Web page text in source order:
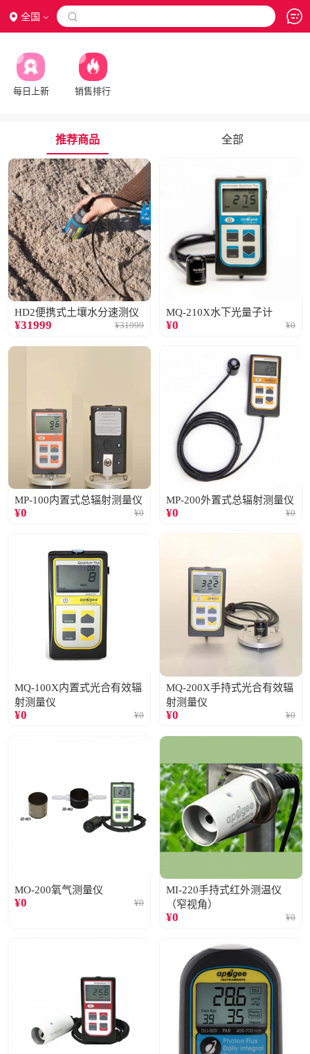
全国 
每日上新 销售排行
推荐商品 全部
HD2便携式土壤水分速测仪
¥31999 ¥31999
MQ-210X水下光量子计
¥0 ¥0
MP-100内置式总辐射测量仪
¥0 ¥0
MP-200外置式总辐射测量仪
¥0 ¥0
MQ-100X内置式光合有效辐
射测量仪
¥0 ¥0
MQ-200X手持式光合有效辐
射测量仪
¥0 ¥0
MO-200氧气测量仪
¥0 ¥0
MI-220手持式红外测温仪
（窄视角）
¥0 ¥0